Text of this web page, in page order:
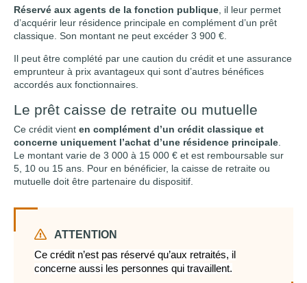
Réservé aux agents de la fonction publique , il leur permet
d’acquérir leur résidence principale en complément d’un prêt
classique. Son montant ne peut excéder 3 900 €.
Il peut être complété par une caution du crédit et une assurance
emprunteur à prix avantageux qui sont d’autres bénéfices
accordés aux fonctionnaires.
Le prêt caisse de retraite ou mutuelle
Ce crédit vient en complément d’un crédit classique et
concerne uniquement l’achat d’une résidence principale
Le montant varie de 3 000 à 15 000 € et est remboursable sur
5, 10 ou 15 ans. Pour en bénéficier, la caisse de retraite ou
mutuelle doit être partenaire du dispositif.
ATTENTION
Ce crédit n’est pas réservé qu’aux retraités, il
concerne aussi les personnes qui travaillent.